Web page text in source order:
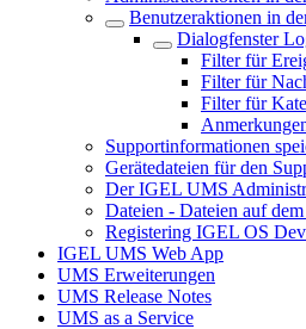
Benutzeraktionen in
Dialogfenster
Filter für
Filter für
Filter für
Supportinformationen
Gerätedateien für den
Der IGEL UMS
Dateien - Dateien auf
Registering IGEL OS
IGEL UMS Web App
UMS Erweiterungen
UMS Release Notes
UMS as a Service